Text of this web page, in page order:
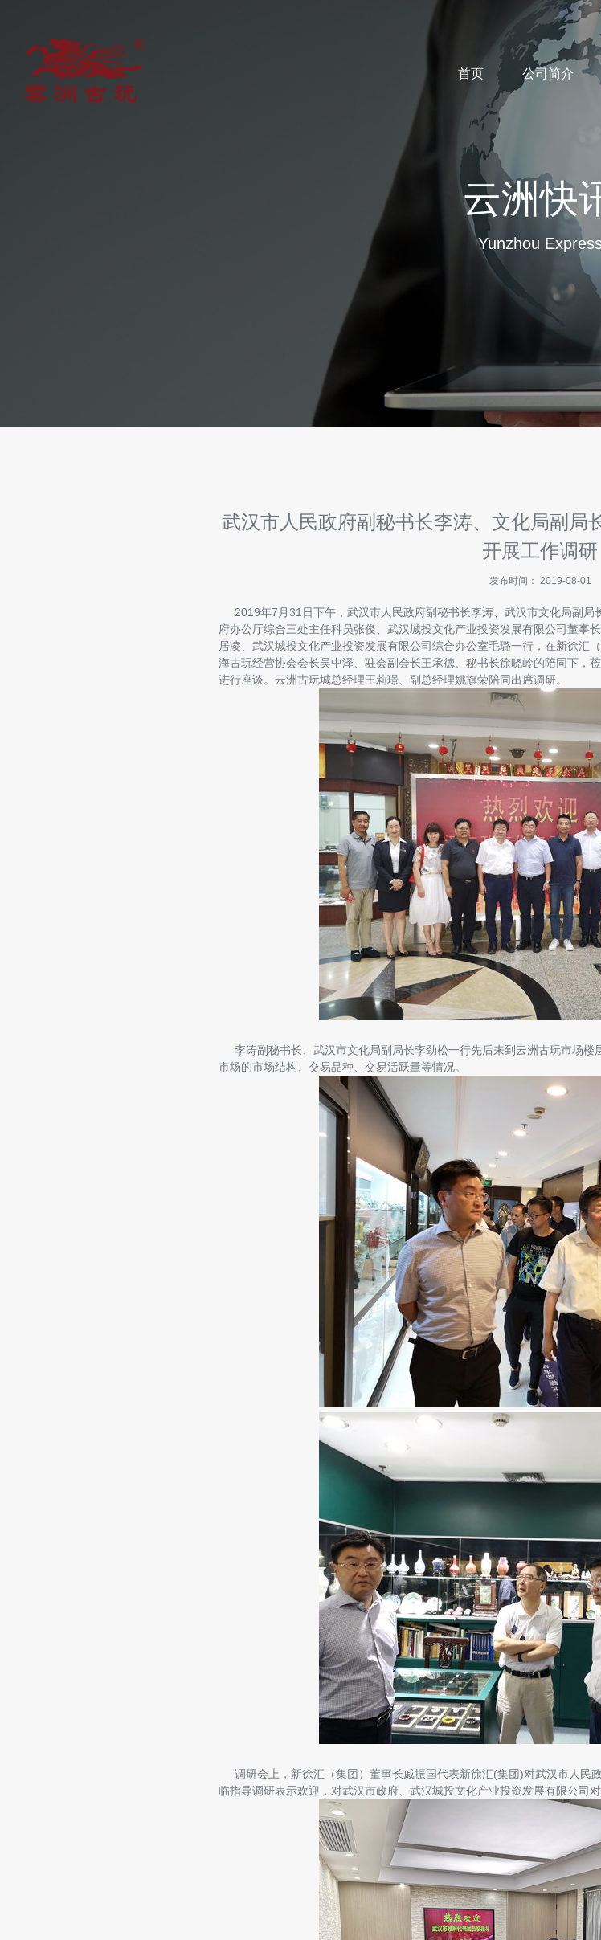
首页 公司简介
云洲快
Yunzhou
武汉市人民政府副秘书长李涛、文化局副局
开展工作调研
发布时间： 2019-08-01
2019年7月31日下午，武汉市人民政府副秘书长李涛、武汉市文化局副局
府办公厅综合三处主任科员张俊、武汉城投文化产业投资发展有限公司董事
居凌、武汉城投文化产业投资发展有限公司综合办公室毛璐一行，在新徐汇
海古玩经营协会会长吴中泽、驻会副会长王承德、秘书长徐晓岭的陪同下，
进行座谈。云洲古玩城总经理王莉璟、副总经理姚旗荣陪同出席调研。
李涛副秘书长、武汉市文化局副局长李劲松一行先后来到云洲古玩市场楼
市场的市场结构、交易品种、交易活跃量等情况。
调研会上，新徐汇（集团）董事长戚振国代表新徐汇(集团)对武汉市人民
临指导调研表示欢迎，对武汉市政府、武汉城投文化产业投资发展有限公司